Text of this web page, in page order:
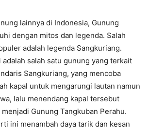
lainnya di Indonesia, Gunung
dengan mitos dan legenda. Salah
adalah legenda Sangkuriang.
adalah salah satu gunung yang terkait
Sangkuriang, yang mencoba
kapal untuk mengarungi lautan namun
lalu menendang kapal tersebut
Gunung Tangkuban Perahu.
ini menambah daya tarik dan kesan